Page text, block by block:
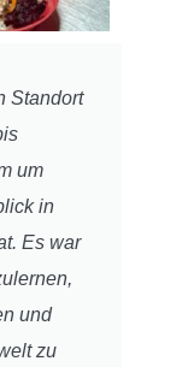
Standort
um
in
Es war
und
zu